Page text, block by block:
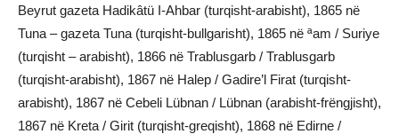
Beyrut gazeta Hadikâtü I-Ahbar (turqisht-arabisht), 1865 në
Tuna – gazeta Tuna (turqisht-bullgarisht), 1865 në ªam / Suriye
(turqisht – arabisht), 1866 në Trablusgarb / Trablusgarb
(turqisht-arabisht), 1867 në Halep / Gadire’l Firat (turqisht-
arabisht), 1867 në Cebeli Lübnan / Lübnan (arabisht-frëngjisht),
1867 në Kreta / Girit (turqisht-greqisht), 1868 në Edirne /